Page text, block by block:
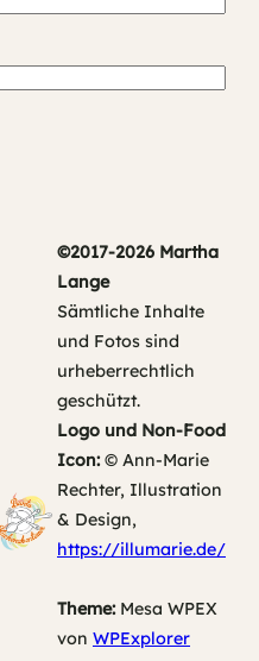
©2017-2026 Martha
Lange
Sämtliche Inhalte
und Fotos sind
urheberrechtlich
geschützt.
Logo und Non-Food
Icon:© Ann-Marie
Rechter, Illustration
& Design,
https://illumarie.de/
Theme:Mesa WPEX
von WPExplorer